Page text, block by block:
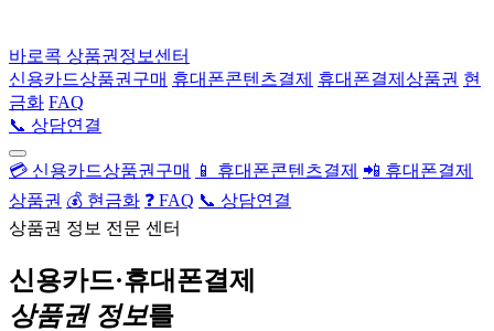
바로콕 상품권정보센터
신용카드상품권구매 휴대폰콘텐츠결제 휴대폰결제상품권 현
금화 FAQ
📞 상담연결
💳 신용카드상품권구매 📱 휴대폰콘텐츠결제 📲 휴대폰결제
상품권 💰 현금화 ❓ FAQ 📞 상담연결
상품권 정보 전문 센터
신용카드·휴대폰결제
상품권 정보를